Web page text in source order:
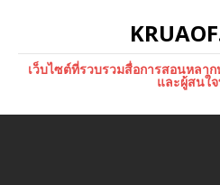
เว็บไซต์ที่รวบรวมสื่อการสอนหลา
และผู้สนใ